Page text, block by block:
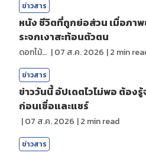
ข่าวสาร
หนัง ชีวิตที่ถูกย่อส่วน เมื่อภา
ระจกเงาสะท้อนตัวตน
ดอกไม้กับสายน้ำ |07 ส.ค. 2026 |2 min
ข่าวสาร
ข่าววันนี้ อัปเดตไวไม่พอ ต้องรู้
ก่อนเชื่อและแชร์
|07 ส.ค. 2026 |2 min read
ข่าวสาร